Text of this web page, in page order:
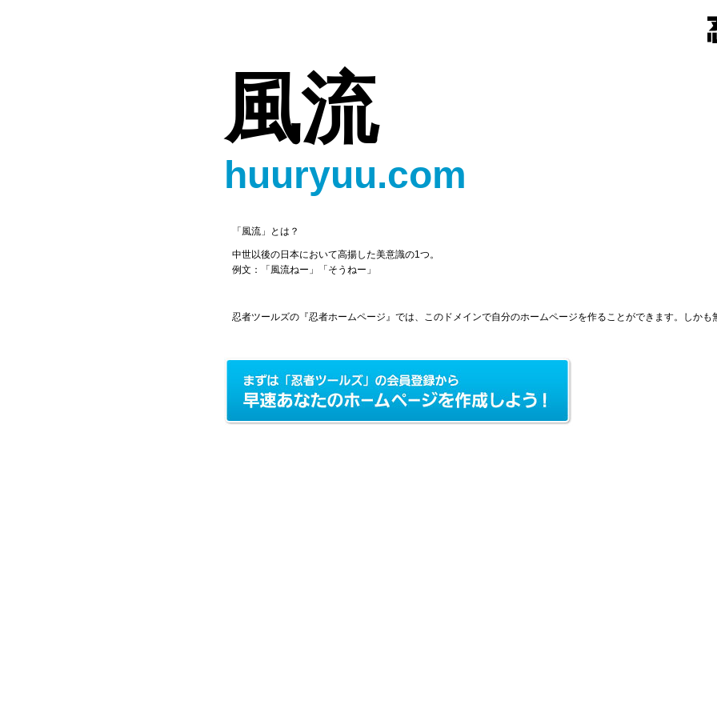
風流
huuryuu.com
「風流」とは？
中世以後の日本において高揚した美意識の1つ。
例文：「風流ねー」「そうねー」
忍者ツールズの『忍者ホームページ』では、このドメインで自分のホームページを作ることができます。しかも